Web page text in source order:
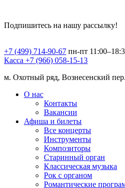
Подпишитесь на нашу рассылку!
+7 (499) 714-90-67 пн-пт
Касса +7 (966) 058-15-13
м. Охотный ряд, Вознесенский
О нас
Контакты
Вакансии
Афиша и билеты
Все концерты
Инструменты
Композиторы
Старинный орган
Классическая музыка
Рок с органом
Романтические